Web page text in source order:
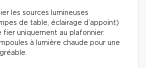
les sources lumineuses
de table, éclairage d’appoint)
uniquement au plafonnier.
à lumière chaude pour une